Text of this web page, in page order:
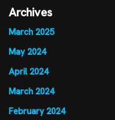
Archives
March 2025
May 2024
April 2024
March 2024
February 2024